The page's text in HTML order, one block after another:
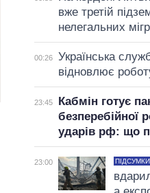
вже третій
нелегальних
00:26
Українська
відновлює
23:45
Кабмін готує
безперебійної
ударів рф: що
23:00 ПІДСУМКИ